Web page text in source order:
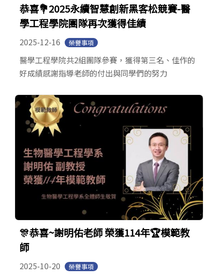
恭喜💐2025永續智慧創新黑客松競賽-醫
學工程學院團隊再次獲得佳績
2025-12-16 榮譽事項
醫學工程學院共2組團隊參賽，獲得第三名、佳作的
好成績感謝指導老師的付出與同學們的努力
🎊恭喜~謝明佑老師 榮獲114年🏆模範教
師
2025-10-20 榮譽事項